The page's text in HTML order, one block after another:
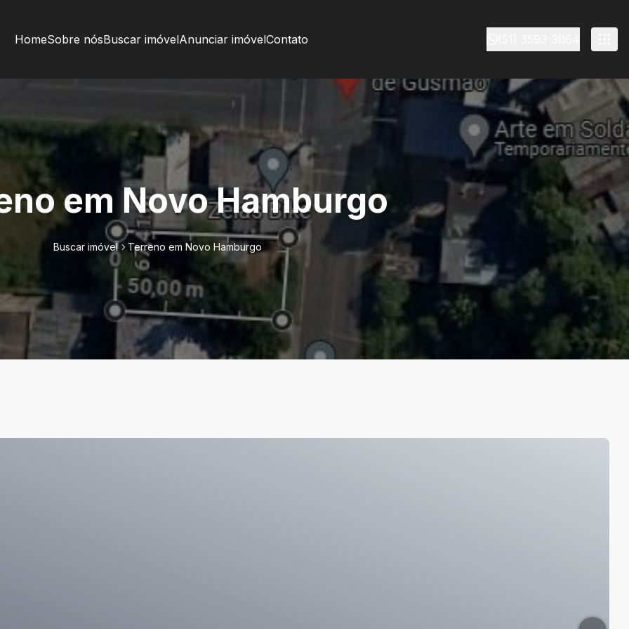
HomeSobre nósBuscar imóvelAnunciar imóvelContato
em Novo Hamburgo
Buscar imóvel Terreno em Novo Hamburgo